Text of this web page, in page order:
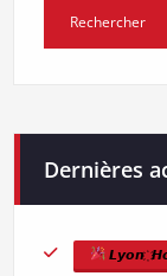
Dernières
𝙇𝙮𝙤𝙣 ҉